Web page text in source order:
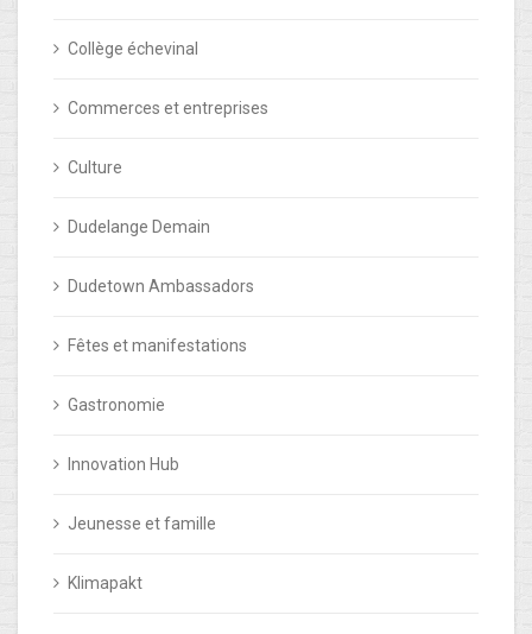
Collège échevinal
Commerces et entreprises
Culture
Dudelange Demain
Dudetown Ambassadors
Fêtes et manifestations
Gastronomie
Innovation Hub
Jeunesse et famille
Klimapakt